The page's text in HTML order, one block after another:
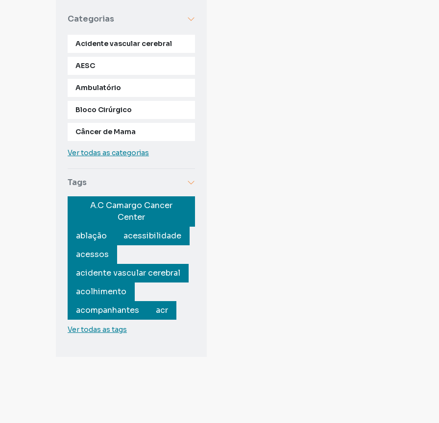
Categorias
Acidente vascular cerebral
AESC
Ambulatório
Bloco Cirúrgico
Câncer de Mama
Ver todas as categorias
Tags
A.C Camargo Cancer
Center
ablação
acessibilidade
acessos
acidente vascular cerebral
acolhimento
acompanhantes
acr
Ver todas as tags